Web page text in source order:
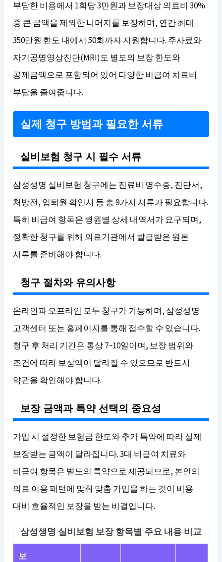
부담한 비용에서 1회당 3만원과 보장대상 의료비 30%
중 큰 금액을 제외한 나머지를 보장하며, 연간 최대
350만원 한도 내에서 50회까지 지원합니다. 주사료와
자기공명영상진단(MRI)도 별도의 보장 한도와
공제금액으로 포함되어 있어 다양한 비급여 치료비
부담을 줄여줍니다.
실제 청구 방법과 필요한 서류
실비보험 청구 시 필수 서류
삼성생명 실비보험 청구에는 진료비 영수증, 진단서,
처방전, 입퇴원 확인서 등 총 9가지 서류가 필요합니다.
특히 비급여 항목은 병원별 상세 내역서가 요구되며,
정확한 청구를 위해 의료기관에서 발급받은 원본
서류를 준비해야 합니다.
청구 절차와 유의사항
온라인과 오프라인 모두 청구가 가능하며, 삼성생명
고객센터 또는 홈페이지를 통해 접수할 수 있습니다.
청구 후 처리 기간은 통상 7~10일이며, 보장 범위와
조건에 따라 보상액이 달라질 수 있으므로 반드시
약관을 확인해야 합니다.
보장 금액과 특약 선택의 중요성
가입 시 설정한 보험금 한도와 추가 특약에 따라 실제
보장받는 금액이 달라집니다. 3대 비급여 치료와
비급여 항목은 별도의 특약으로 제공되므로, 본인의
의료 이용 패턴에 맞춰 맞춤 가입을 하는 것이 비용
대비 효율적인 보장을 받는 비결입니다.
삼성생명 실비보험 보장 항목별 주요 내용 비교
보